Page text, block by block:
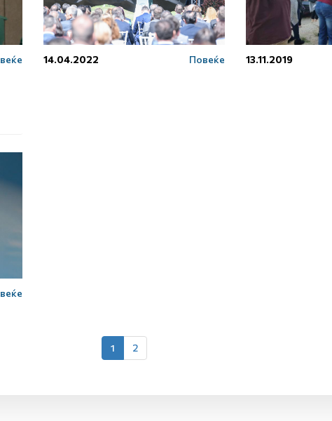
14.04.2022 Повеќе 13.11.2019
1 2